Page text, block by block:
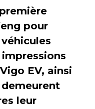
pour
EV, ainsi
leur